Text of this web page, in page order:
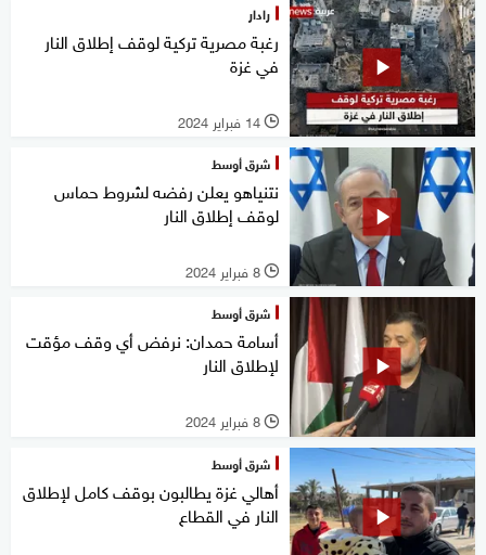
رادار
رغبة مصرية تركية لوقف إطلاق النار
في غزة
l 14 فبراير 2024
شرق أوسط
نتنياهو يعلن رفضه لشروط حماس
لوقف إطلاق النار
l 8 فبراير 2024
شرق أوسط
أسامة حمدان: نرفض أي وقف مؤقت
لإطلاق النار
l 8 فبراير 2024
شرق أوسط
أهالي غزة يطالبون بوقف كامل لإطلاق
النار في القطاع